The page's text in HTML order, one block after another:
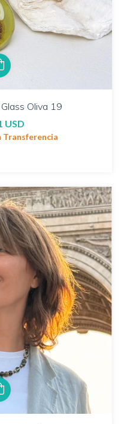
Oliva 19
USD
Transferencia